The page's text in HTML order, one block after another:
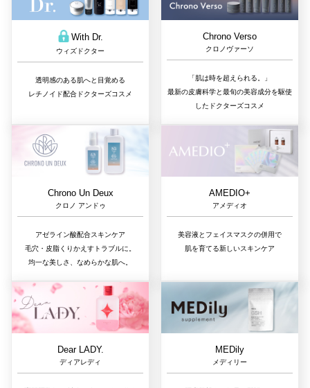
With Dr.
ウィズドクター
透明感のある肌へと目覚める
レチノイド配合ドクターズコスメ
Chrono Verso
クロノヴァーソ
「肌は時を超えられる。」
最新の皮膚科学と最旬の美容成分を駆使
したドクターズコスメ
Chrono Un Deux
クロノ アンドゥ
アゼライン酸配合スキンケア
毛穴・皮脂くりかえすトラブルに。
均一な美しさ、なめらかな肌へ。
AMEDIO+
アメディオ
美容液とフェイスマスクの併用で
肌を育てる新しいスキンケア
Dear LADY.
ディアレディ
MEDily
メディリー